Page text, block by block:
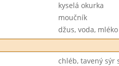
kyselá okurka
moučník
džus, voda, mléko
chléb, tavený sýr